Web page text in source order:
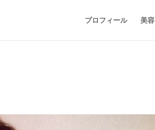
プロフィール 美容